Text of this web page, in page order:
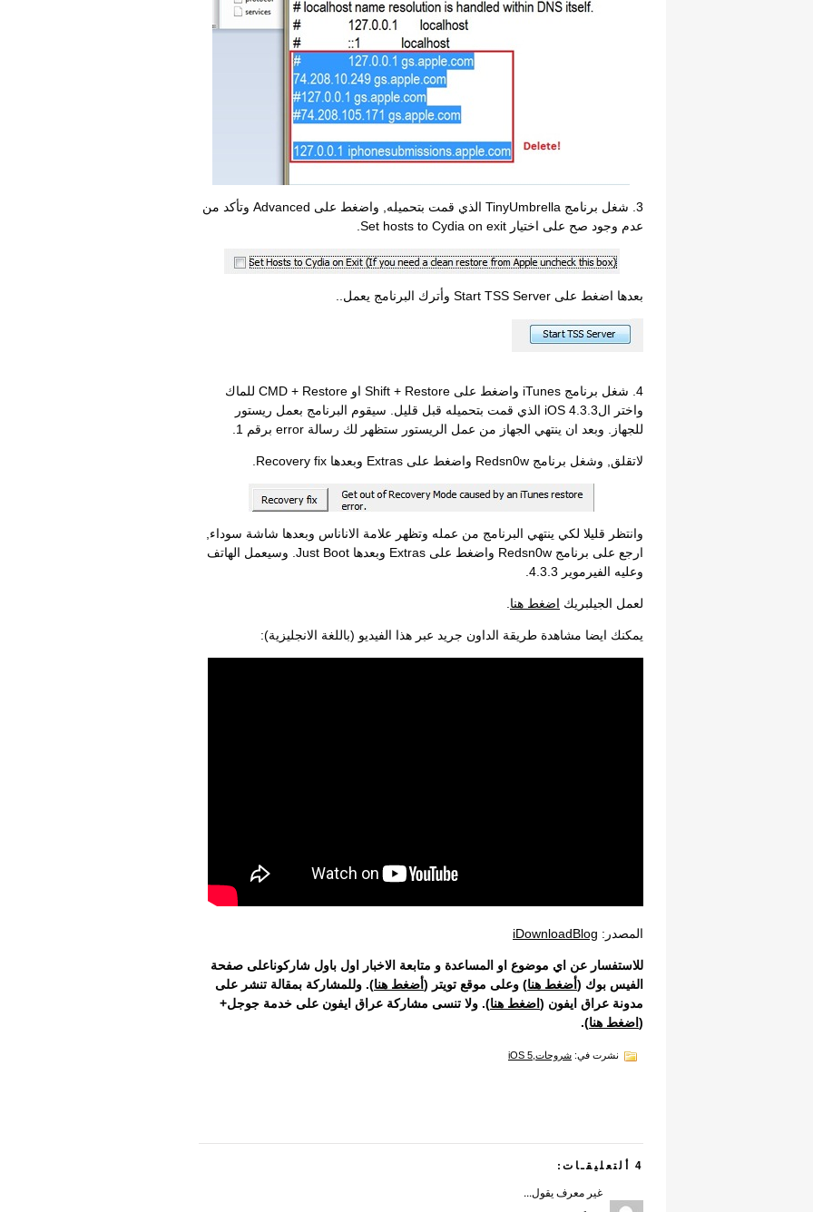
3. شغل برنامج TinyUmbrella الذي قمت بتحميله, واضغط على Advanced وتأكد من
عدم وجود صح على اختيار Set hosts to Cydia on exit.
بعدها اضغط على Start TSS Server وأترك البرنامج يعمل..
4. شغل برنامج iTunes واضغط على Shift + Restore او CMD + Restore للماك
واختر الiOS 4.3.3 الذي قمت بتحميله قبل قليل. سيقوم البرنامج بعمل ريستور
للجهاز. وبعد ان ينتهي الجهاز من عمل الريستور ستظهر لك رسالة error برقم 1.
لاتقلق, وشغل برنامج Redsn0w واضغط على Extras وبعدها Recovery fix.
وانتظر قليلا لكي ينتهي البرنامج من عمله وتظهر علامة الاناناس وبعدها شاشة سوداء,
ارجع على برنامج Redsn0w واضغط على Extras وبعدها Just Boot. وسيعمل الهاتف
وعليه الفيرموير 4.3.3.
لعمل الجيلبريك اضغط هنا
يمكنك ايضا مشاهدة طريقة الداون جريد عبر هذا الفيديو (باللغة الانجليزية):
المصدر: iDownloadBlog
للاستفسار عن اي موضوع او المساعدة و متابعة الاخبار اول باول شاركوناعلى صفحة
الفيس بوك ( أضغط هنا) وعلى موقع تويتر ( أضغط هنا). وللمشاركة بمقالة تنشر على
مدونة عراق ايفون ( اضغط هنا). ولا تنسى مشاركة عراق ايفون على خدمة جوجل+
( اضغط هنا).
نشرت في: شروحات iOS 5
4 ألتعليقـات:
غير معرف يقول...